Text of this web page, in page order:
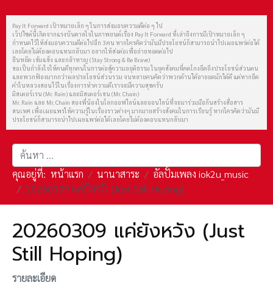
Pay It Forward เป้าหมายเล็ก ๆ ในการส่งมอบความดีต่อ ๆ ไป
เว็ปไซต์นี้เกิดจากแรงบันดาลใจในภาพยนต์เรื่อง Pay It Forward ที่เล่าถึงการมีเป้าหมายเล็ก ๆ
กำหนดไว้ให้ส่งมอบความดีต่อไปอีก 3 คน หากใครคิดว่ามันมีประโยชน์ก็สามารถนำไปเผยแพร่ต่อได้
เลยโดยไม่ต้องตอบแทนกลับมา อยากให้ส่งต่อเพื่อถ่ายทอดต่อไป
ยืนหยัด เข้มแข็ง และกล้าหาญ (Stay Strong & Be Brave)
ขอเป็นกำลังใจให้คนดีทุกคนในการต่อสู้ความอยุติธรรม ในยุคสังคมที่คดโกงยึดถึงประโยชน์ส่วนตน
และพวกฟ้องมากกว่าผลประโยชน์ส่วนรวม จนหลายคนคิดว่าพวกด้านได้อายอดมักได้ดี แต่หากยึด
คำในหลวงสอนไว้ในเรื่องการทำความดีเราจะมีความสุขครับ
มิสเตอร์เรน (Mr. Rain) และมิสเตอร์เชน (Mr. Chain)
Mr. Rain และ Mr. Chain สองพี่น้องในโลกออฟไลน์และออนไลน์ที่จะมาร่วมมือกันสร้างสื่อสาร
สนเทศ เพื่อเผยแพร่ให้ความรู้ในเรื่องราวต่างๆ มากมายสร้างสังคมในการเรียนรู้ หากใครคิดว่ามันมี
ประโยชน์ก็สามารถนำไปเผยแพร่ต่อได้เลยโดยไม่ต้องตอบแทนกลับมา
การค้นหา
คุณอยู่ที่: หน้าแรก นานาสาระ
อัลปั้มเพลง iok2u_music
20260309 แค่ยังหวัง (Just Still Hoping)
20260309 แค่ยังหวัง (Just
Still Hoping)
รายละเอียด